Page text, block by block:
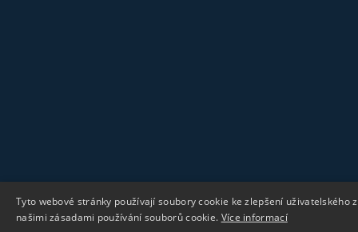
Tyto webové stránky používají soubory cookie ke zlepšení
našimi zásadami používání souborů cookie. Více informací